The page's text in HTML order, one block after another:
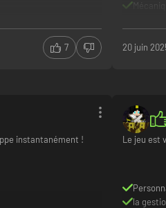
7 20 juin
instantanément ! Le jeu est
la